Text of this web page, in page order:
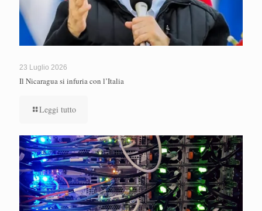
23 Luglio 2026
Il Nicaragua si infuria con l’Italia
Leggi tutto